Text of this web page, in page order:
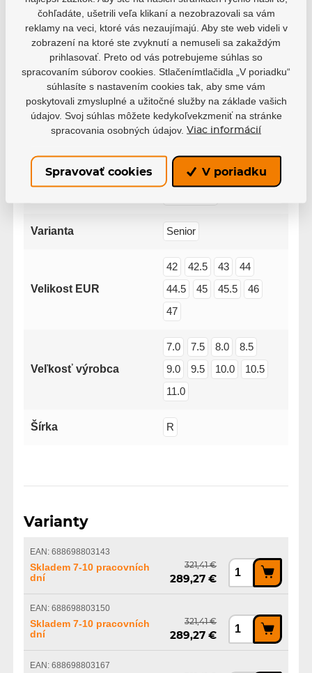
3
0
Varianta Senior
Velikost EUR
42 42.5 43
44
44.5
45 45.5
46
47
Veľkosť výrobca
7.0 7.5 8.0
8.5
9.0
9.5 10.0
10.5
11.0
Šírka R
Varianty
EAN: 688698803143
Skladem 7-10 pracovních
dní
321,41 €
289,27 €
EAN: 688698803150
Skladem 7-10 pracovních
dní
321,41 €
289,27 €
EAN: 688698803167
čohľadáte, ušetrili veľa klikaní a nezobrazovali sa vám
reklamy na veci, ktoré vás nezaujímajú. Aby ste web videli v
zobrazení na ktoré ste zvyknutí a nemuseli sa zakaždým
prihlasovať. Preto od vás potrebujeme súhlas so
spracovaním súborov cookies. Stlačenímtlačidla „V poriadku“
súhlasíte s nastavením cookies tak, aby sme vám
poskytovali zmysluplné a užitočné služby na základe vašich
údajov. Svoj súhlas môžete kedykoľvekzmeniť na stránke
spracovania osobných údajov. Viac informácií
Spravovať cookies V poriadku